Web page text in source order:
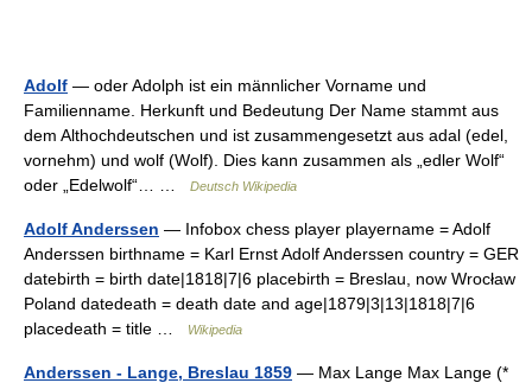
Adolf — oder Adolph ist ein männlicher Vorname und
Familienname. Herkunft und Bedeutung Der Name stammt aus
dem Althochdeutschen und ist zusammengesetzt aus adal (edel,
vornehm) und wolf (Wolf). Dies kann zusammen als „edler Wolf“
oder „Edelwolf“… …
Deutsch Wikipedia
Adolf Anderssen — Infobox chess player playername = Adolf
Anderssen birthname = Karl Ernst Adolf Anderssen country = GER
datebirth = birth date|1818|7|6 placebirth = Breslau, now Wrocław
Poland datedeath = death date and age|1879|3|13|1818|7|6
placedeath = title …
Wikipedia
Anderssen - Lange, Breslau 1859 — Max Lange Max Lange (*